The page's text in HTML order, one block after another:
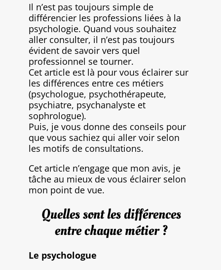
Il n’est pas toujours simple de
différencier les professions liées à la
psychologie. Quand vous souhaitez
aller consulter, il n’est pas toujours
évident de savoir vers quel
professionnel se tourner.
Cet article est là pour vous éclairer sur
les différences entre ces métiers
(psychologue, psychothérapeute,
psychiatre, psychanalyste et
sophrologue).
Puis, je vous donne des conseils pour
que vous sachiez qui aller voir selon
les motifs de consultations.
Cet article n’engage que mon avis, je
tâche au mieux de vous éclairer selon
mon point de vue.
Quelles sont les différences
entre chaque métier ?
Le psychologue